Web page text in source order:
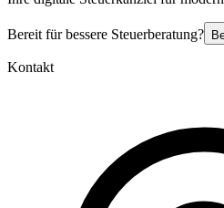
Bereit für bessere Steuerberatung?
Kontakt